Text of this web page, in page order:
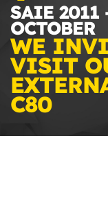
SAIE 2011
OCTOBER
WE
VISIT
C80